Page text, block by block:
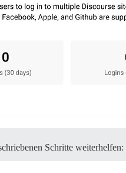
Schritte weiterhelfen: